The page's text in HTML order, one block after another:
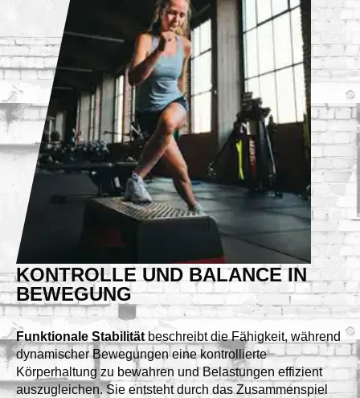
KONTROLLE UND BALANCE IN
BEWEGUNG
Funktionale Stabilitätbeschreibt die Fähigkeit, während
dynamischer Bewegungen eine kontrollierte
Körperhaltung zu bewahren und Belastungen effizient
auszugleichen. Sie entsteht durch das Zusammenspiel